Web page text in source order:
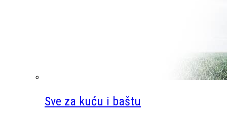
Sve za kuću i baštu